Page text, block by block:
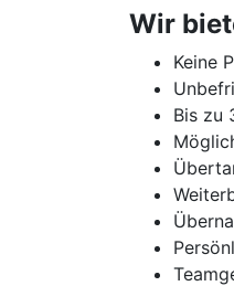
Wir
Keine
Bis zu